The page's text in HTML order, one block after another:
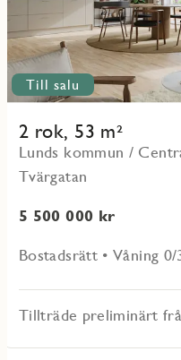
Till salu
2 rok, 53 m²
Lunds kommun /
Tvärgatan
5 500 000 kr
Bostadsrätt • Våning 0/
Tillträde preliminärt